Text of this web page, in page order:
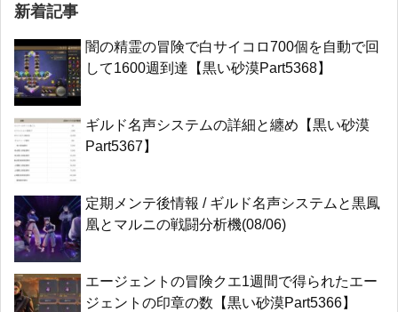
新着記事
闇の精霊の冒険で白サイコロ700個を自動で回
して1600週到達【黒い砂漠Part5368】
ギルド名声システムの詳細と纏め【黒い砂漠
Part5367】
定期メンテ後情報 / ギルド名声システムと黒鳳
凰とマルニの戦闘分析機(08/06)
エージェントの冒険クエ1週間で得られたエー
ジェントの印章の数【黒い砂漠Part5366】